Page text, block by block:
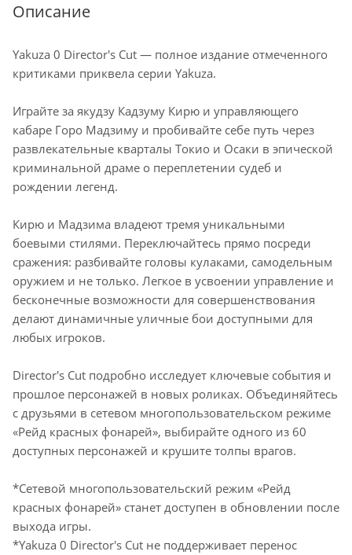
Описание
Yakuza 0 Director's Cut — полное издание отмеченного
критиками приквела серии Yakuza.
Играйте за якудзу Кадзуму Кирю и управляющего
кабаре Горо Мадзиму и пробивайте себе путь через
развлекательные кварталы Токио и Осаки в эпической
криминальной драме о переплетении судеб и
рождении легенд.
Кирю и Мадзима владеют тремя уникальными
боевыми стилями. Переключайтесь прямо посреди
сражения: разбивайте головы кулаками, самодельным
оружием и не только. Легкое в усвоении управление и
бесконечные возможности для совершенствования
делают динамичные уличные бои доступными для
любых игроков.
Director's Cut подробно исследует ключевые события и
прошлое персонажей в новых роликах. Объединяйтесь
с друзьями в сетевом многопользовательском режиме
«Рейд красных фонарей», выбирайте одного из 60
доступных персонажей и крушите толпы врагов.
*Сетевой многопользовательский режим «Рейд
красных фонарей» станет доступен в обновлении после
выхода игры.
*Yakuza 0 Director's Cut не поддерживает перенос